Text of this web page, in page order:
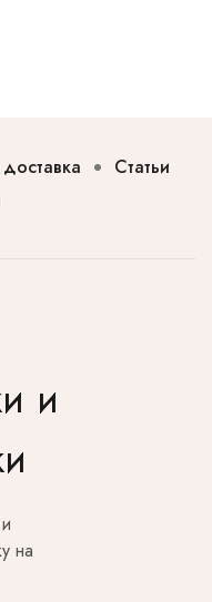
Статьи
и
на